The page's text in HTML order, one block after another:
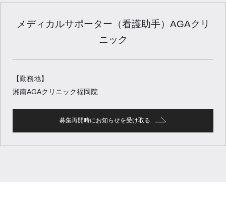
メディカルサポーター（看護助手）AGAクリ
ニック
【勤務地】
湘南AGAクリニック福岡院
募集再開時にお知らせを受け取る